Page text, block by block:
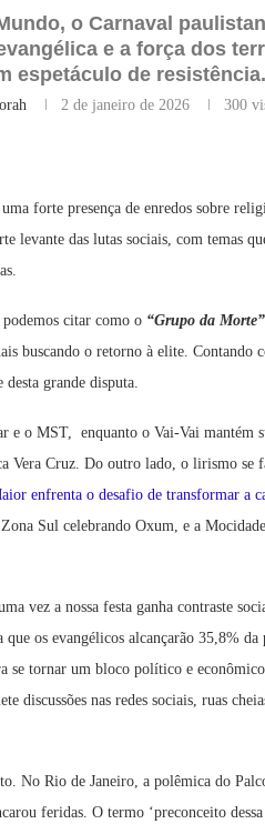
o Carnaval
e a força dos
espetáculo de resistência.
2 de janeiro de 2026 300
forte presença de enredos sobre
levante das lutas sociais, com temas
podemos citar como o “Grupo da Morte”
buscando o retorno à elite. Contando
grande disputa.
e o MST, enquanto o Vai-Vai mantém
Vera Cruz. Do outro lado, o lirismo se
enfrenta o desafio de transformar a
Zona Sul celebrando Oxum, e a
vez a nossa festa ganha contraste
que os evangélicos alcançarão 35,8%
se tornar um bloco político e
discussões nas redes sociais, ruas
No Rio de Janeiro, a polêmica do
feridas. O termo ‘preconceito